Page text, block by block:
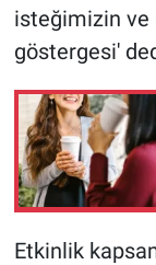
isteğimizin
göstergesi'
Etkinlik